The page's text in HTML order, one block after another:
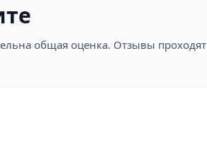
общая оценка. Отзывы проходят